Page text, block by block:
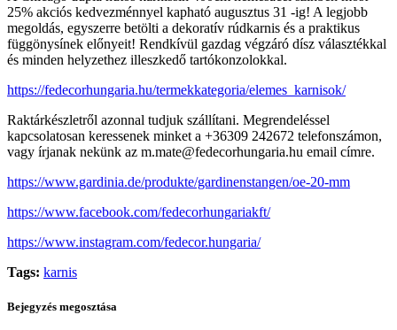
25% akciós kedvezménnyel kapható augusztus 31 -ig! A legjobb
megoldás, egyszerre betölti a dekoratív rúdkarnis és a praktikus
függönysínek előnyeit! Rendkívül gazdag végzáró dísz választékkal
és minden helyzethez illeszkedő tartókonzolokkal.
https://fedecorhungaria.hu/termekkategoria/elemes_karnisok/
Raktárkészletről azonnal tudjuk szállítani. Megrendeléssel
kapcsolatosan keressenek minket a +36309 242672 telefonszámon,
vagy írjanak nekünk az m.mate@fedecorhungaria.hu email címre.
https://www.gardinia.de/produkte/gardinenstangen/oe-20-mm
https://www.facebook.com/fedecorhungariakft/
https://www.instagram.com/fedecor.hungaria/
Tags: karnis
Bejegyzés megosztása